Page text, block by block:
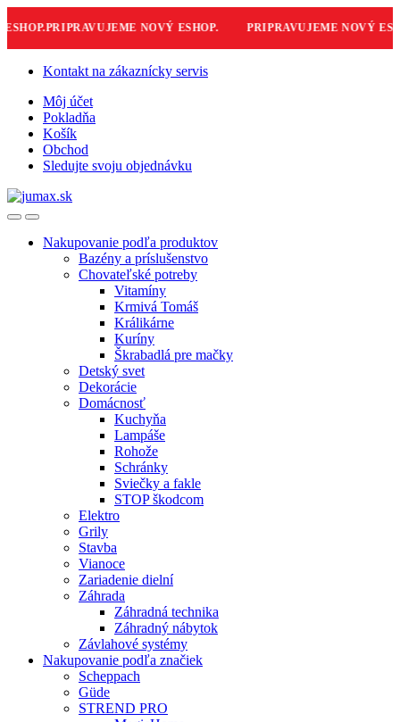
PRIPRAVUJEME NOVÝ ESHOP. PRIPRAVUJEME NOVÝ
Skip
navigation
Skip
content
Kontakt na zákaznícky servis
Môj účet
Pokladňa
Košík
Obchod
Sledujte svoju objednávku
Nakupovanie podľa produktov
Bazény a príslušenstvo
Chovateľské potreby
Vitamíny
Krmivá Tomáš
Králikárne
Kuríny
Škrabadlá pre mačky
Detský svet
Dekorácie
Domácnosť
Kuchyňa
Lampáše
Rohože
Schránky
Sviečky a fakle
STOP škodcom
Elektro
Grily
Stavba
Vianoce
Zariadenie dielní
Záhrada
Záhradná technika
Záhradný nábytok
Závlahové systémy
Nakupovanie podľa značiek
Scheppach
Güde
STREND PRO